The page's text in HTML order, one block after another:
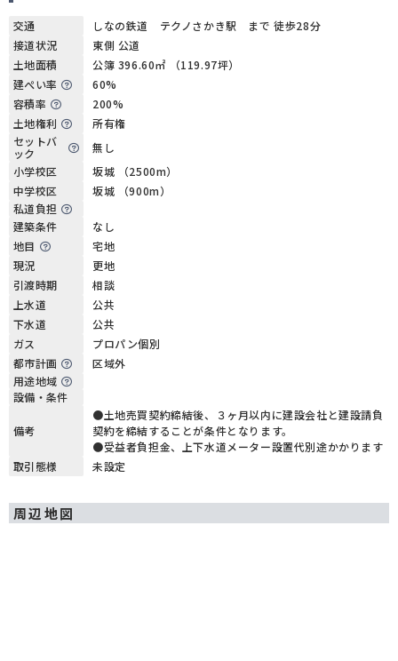
交通
しなの鉄道 テクノさかき駅 まで 徒歩28分
接道状況
東側 公道
土地面積
公簿 396.60㎡ （119.97坪）
建ぺい率
60%
容積率
200%
土地権利
所有権
セットバ
ック
無し
小学校区
坂城 （2500m）
中学校区
坂城 （900m）
私道負担
建築条件
なし
地目
宅地
現況
更地
引渡時期
相談
上水道
公共
下水道
公共
ガス
プロパン個別
都市計画
区域外
用途地域
設備・条件
備考
●土地売買契約締結後、３ヶ月以内に建設会社と建設請負
契約を締結することが条件となります。
●受益者負担金、上下水道メーター設置代別途かかります
取引態様
未設定
周辺地図